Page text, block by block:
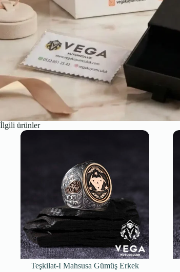
İlgili ürünler
Teşkilat-I Mahsusa Gümüş Erkek